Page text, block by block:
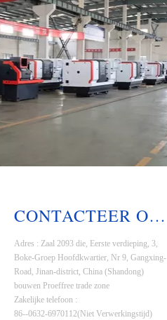
CONTACTEER ONS
Adres : Zaal 2093 die, Eerste verdieping, 3,
Boke-Groep Hoofdkwartier, Nr 9, Gangxing-
Road, Jinan-district, China (Shandong)
bouwen Proeffree trade zone
Zakelijke telefoon :
86--0632-6970112(Niet Verwerkingstijd)